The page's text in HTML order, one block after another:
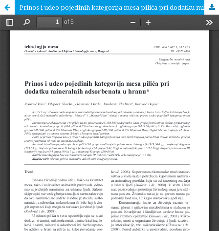
Prinos i udeo pojedinih kategorija mesa pilića pri dodatku mineralnih adsorbenata u hranu